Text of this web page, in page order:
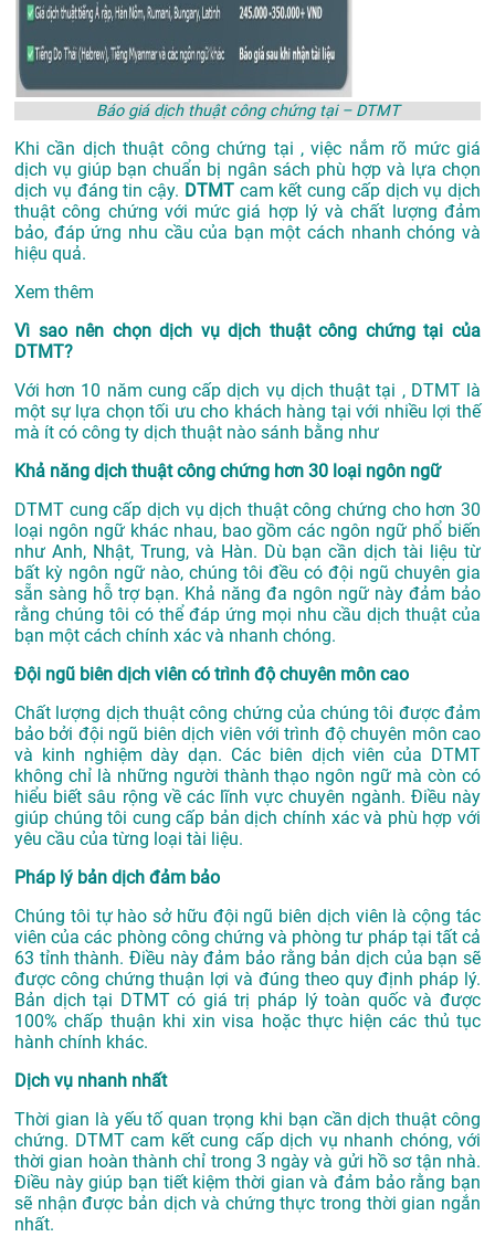
Báo giá dịch thuật công chứng tại – DTMT
Khi cần dịch thuật công chứng tại , việc nắm rõ mức giá
dịch vụ giúp bạn chuẩn bị ngân sách phù hợp và lựa chọn
dịch vụ đáng tin cậy. DTMT cam kết cung cấp dịch vụ dịch
thuật công chứng với mức giá hợp lý và chất lượng đảm
bảo, đáp ứng nhu cầu của bạn một cách nhanh chóng và
hiệu quả.
Xem thêm
Vì sao nên chọn dịch vụ dịch thuật công chứng tại của
DTMT?
Với hơn 10 năm cung cấp dịch vụ dịch thuật tại , DTMT là
một sự lựa chọn tối ưu cho khách hàng tại với nhiều lợi thế
mà ít có công ty dịch thuật nào sánh bằng như
Khả năng dịch thuật công chứng hơn 30 loại ngôn ngữ
DTMT cung cấp dịch vụ dịch thuật công chứng cho hơn 30
loại ngôn ngữ khác nhau, bao gồm các ngôn ngữ phổ biến
như Anh, Nhật, Trung, và Hàn. Dù bạn cần dịch tài liệu từ
bất kỳ ngôn ngữ nào, chúng tôi đều có đội ngũ chuyên gia
sẵn sàng hỗ trợ bạn. Khả năng đa ngôn ngữ này đảm bảo
rằng chúng tôi có thể đáp ứng mọi nhu cầu dịch thuật của
bạn một cách chính xác và nhanh chóng.
Đội ngũ biên dịch viên có trình độ chuyên môn cao
Chất lượng dịch thuật công chứng của chúng tôi được đảm
bảo bởi đội ngũ biên dịch viên với trình độ chuyên môn cao
và kinh nghiệm dày dạn. Các biên dịch viên của DTMT
không chỉ là những người thành thạo ngôn ngữ mà còn có
hiểu biết sâu rộng về các lĩnh vực chuyên ngành. Điều này
giúp chúng tôi cung cấp bản dịch chính xác và phù hợp với
yêu cầu của từng loại tài liệu.
Pháp lý bản dịch đảm bảo
Chúng tôi tự hào sở hữu đội ngũ biên dịch viên là cộng tác
viên của các phòng công chứng và phòng tư pháp tại tất cả
63 tỉnh thành. Điều này đảm bảo rằng bản dịch của bạn sẽ
được công chứng thuận lợi và đúng theo quy định pháp lý.
Bản dịch tại DTMT có giá trị pháp lý toàn quốc và được
100% chấp thuận khi xin visa hoặc thực hiện các thủ tục
hành chính khác.
Dịch vụ nhanh nhất
Thời gian là yếu tố quan trọng khi bạn cần dịch thuật công
chứng. DTMT cam kết cung cấp dịch vụ nhanh chóng, với
thời gian hoàn thành chỉ trong 3 ngày và gửi hồ sơ tận nhà.
Điều này giúp bạn tiết kiệm thời gian và đảm bảo rằng bạn
sẽ nhận được bản dịch và chứng thực trong thời gian ngắn
nhất.